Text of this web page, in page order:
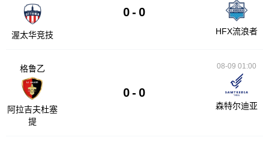
渥太华竞技
0 - 0
HFX流浪者
格鲁乙
阿拉吉夫杜塞
提
0 - 0
08-09 01:00
森特尔迪亚